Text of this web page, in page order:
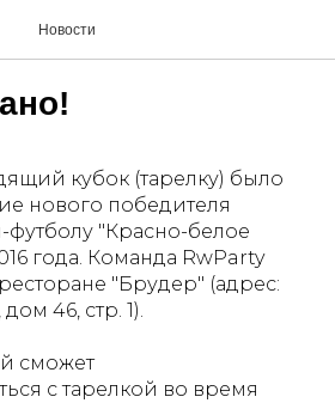
Новости
кубок (тарелку) было
нового победителя
"Красно-белое
года. Команда RwParty
"Брудер" (адрес:
46, стр. 1).
сможет
с тарелкой во время